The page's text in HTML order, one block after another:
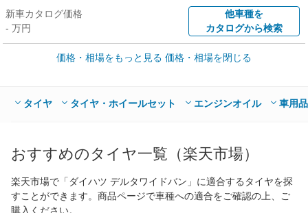
新車カタログ価格
- 万円
他車種を
カタログから検索
車買取価格 *
クルマを高額売却
全国平均の車検価格 *
楽天Car車検で
*当該価格は車種別の価格となります。
価格・相場をもっと見る 価格・相場を閉じる
タイヤ タイヤ・ホイールセット エンジンオイル 車用品
おすすめのタイヤ一覧（楽天市場）
楽天市場で「ダイハツ デルタワイドバン」に適合するタイヤを探
すことができます。商品ページで車種への適合をご確認の上、ご
購入ください。